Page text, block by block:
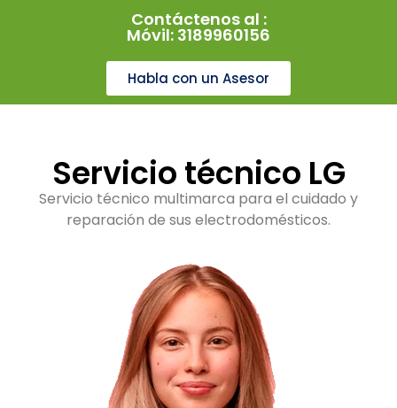
Contáctenos al :
Móvil: 3189960156
Habla con un Asesor
Servicio técnico LG
Servicio técnico multimarca para el cuidado y
reparación de sus electrodomésticos.